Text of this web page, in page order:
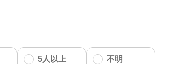
5人以上 不明